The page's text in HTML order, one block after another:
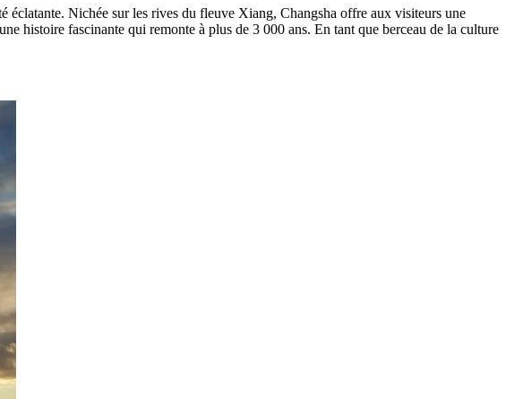
Nichée sur les rives du fleuve Xiang, Changsha offre aux visiteurs une
histoire fascinante qui remonte à plus de 3 000 ans. En tant que berceau de la culture